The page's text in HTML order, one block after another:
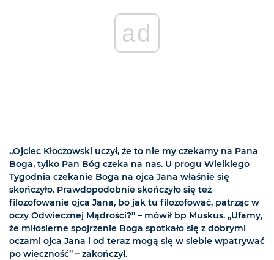
ad
„Ojciec Kłoczowski uczył, że to nie my czekamy na Pana
Boga, tylko Pan Bóg czeka na nas. U progu Wielkiego
Tygodnia czekanie Boga na ojca Jana właśnie się
skończyło. Prawdopodobnie skończyło się też
filozofowanie ojca Jana, bo jak tu filozofować, patrząc w
oczy Odwiecznej Mądrości?” – mówił bp Muskus. „Ufamy,
że miłosierne spojrzenie Boga spotkało się z dobrymi
oczami ojca Jana i od teraz mogą się w siebie wpatrywać
po wieczność” – zakończył.